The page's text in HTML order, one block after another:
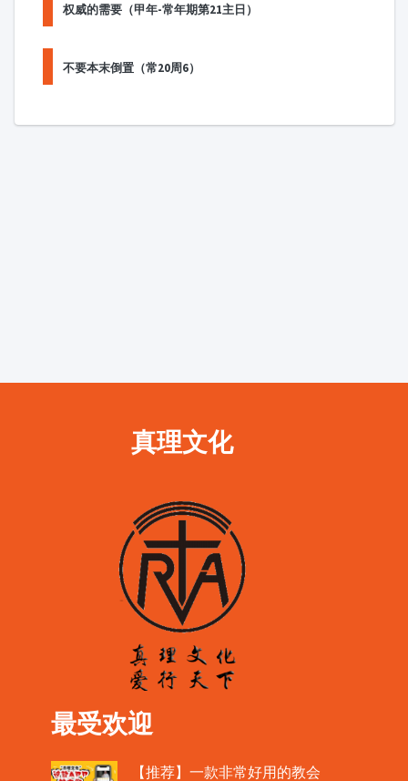
权威的需要（甲年-常年期第21主日）
不要本末倒置（常20周6）
真理文化
最受欢迎
【推荐】一款非常好用的教会